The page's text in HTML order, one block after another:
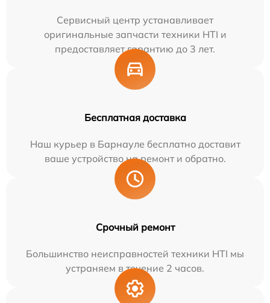
Сервисный центр устанавливает
оригинальные запчасти техники HTI и
предоставляет гарантию до 3 лет.
Бесплатная доставка
Наш курьер в Барнауле бесплатно доставит
ваше устройство на ремонт и обратно.
Срочный ремонт
Большинство неисправностей техники HTI мы
устраняем в течение 2 часов.